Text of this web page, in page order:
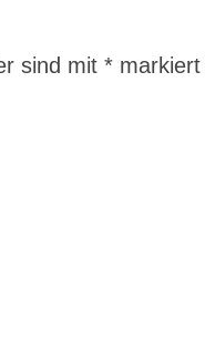
sind mit* markiert